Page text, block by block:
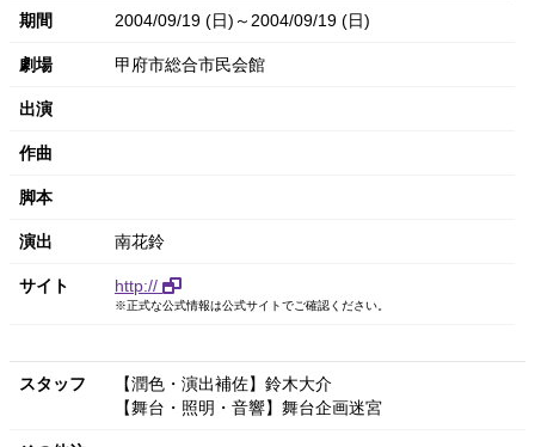
期間 2004/09/19 (日)～2004/09/19 (日)
劇場 甲府市総合市民会館
出演
作曲
脚本
演出 南花鈴
サイト http://
※正式な公式情報は公式サイトでご確認ください。
スタッフ
【潤色・演出補佐】鈴木大介
【舞台・照明・音響】舞台企画迷宮